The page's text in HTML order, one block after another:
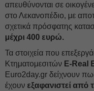
απευθύνονται σε
στο Λεκανοπέδιο, με
σχετικά πρόσφατης
μέχρι 400 ευρώ.
Τα στοιχεία που
Κτηματομεσιτών E-Real
Euro2day.gr δείχνουν
έχουν εξαφανιστεί από